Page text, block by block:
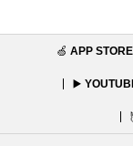
🍏 APP STORE
▶️